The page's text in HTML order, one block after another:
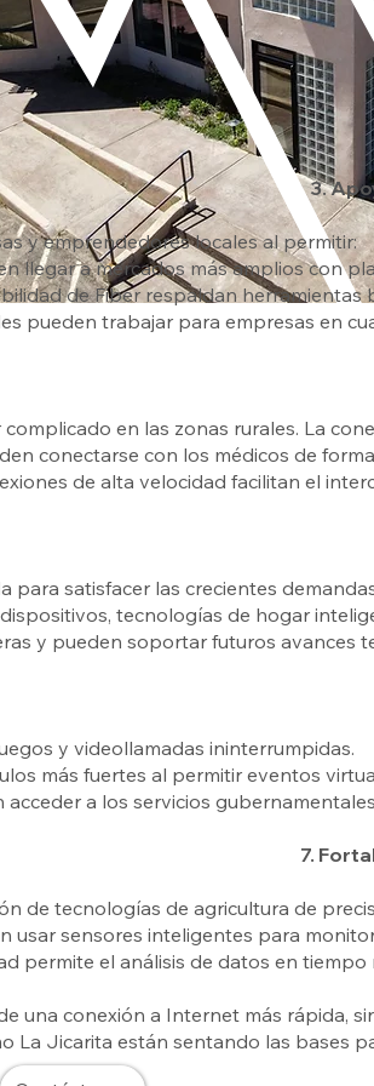
3.
y emprendedores locales al permitir:
llegar a mercados más amplios con
de Fiber respaldan
pueden trabajar para empresas en
en las zonas rurales. La
conectarse con los médicos de
de alta velocidad facilitan el
para satisfacer las crecientes
tecnologías de hogar
y pueden soportar futuros avances
y videollamadas ininterrumpidas.
más fuertes al permitir eventos
a los servicios
7.
de tecnologías de agricultura de
usar sensores inteligentes para
permite el análisis de datos en tiempo
una conexión a Internet más rápida,
La Jicarita están sentando las bases